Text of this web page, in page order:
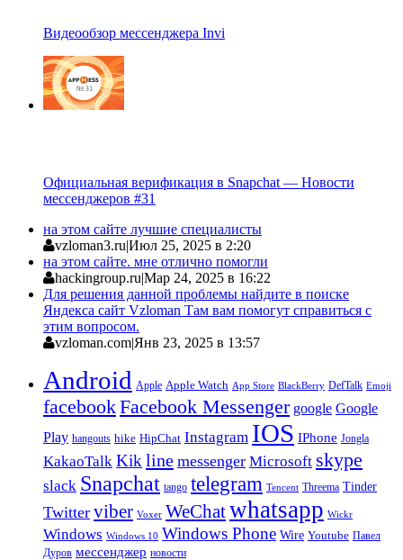
Видеообзор мессенджера Invi
Официальная верификация в Snapchat — Новости
мессенджеров #31
на этом сайте лучшие специалисты
vzloman3.ru|Июл 25, 2025 в 2:20
на этом сайте. мне отлично помогли
hackingroup.ru|Мар 24, 2025 в 16:22
Для решения данной проблемы найдите в поиске
Яндекса сайт Vzloman Там вам помогут справиться с
этим вопросом.
vzloman.com|Янв 23, 2025 в 13:57
Android Apple Apple Watch App Store BlackBerry DefTalk Emoji
facebookFacebook Messenger google Google
Play hangouts hike HipChat Instagram IOS IPhone Jongla
KakaoTalk Kik line messenger Microsoft skype
slack Snapchat tango telegram Tencent Threema Tinder
Twitter viber Voxer WeChatwhatsapp Wickr
Windows Windows 10 Windows Phone Wire Youtube Павел
Дуров мессенджер новости